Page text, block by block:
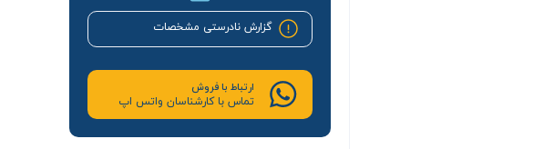
گزارش نادرستی مشخصات
ارتباط با فروش
تماس با کارشناسان واتس اپ